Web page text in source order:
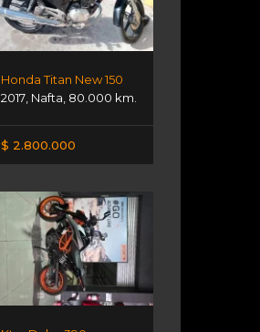
Honda Titan New 150
2017 Nafta 80.000 km.
$ 2.800.000